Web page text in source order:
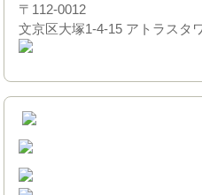
〒112-0012
文京区大塚1-4-15 アトラスタ